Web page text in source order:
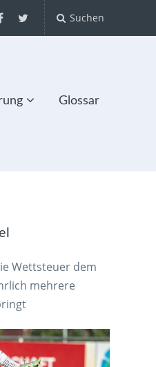
Suchen
Glossar
Wettsteuer dem
mehrere